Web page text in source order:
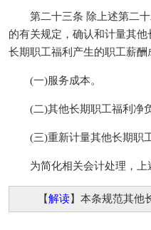
第二十三条 除上述第二十
的有关规定，确认和计量其
长期职工福利产生的职工薪酬
(一)服务成本。
(二)其他长期职工福利净负
(三)重新计量其他长期职工
为简化相关会计处理，上
【解读】本条规范其他